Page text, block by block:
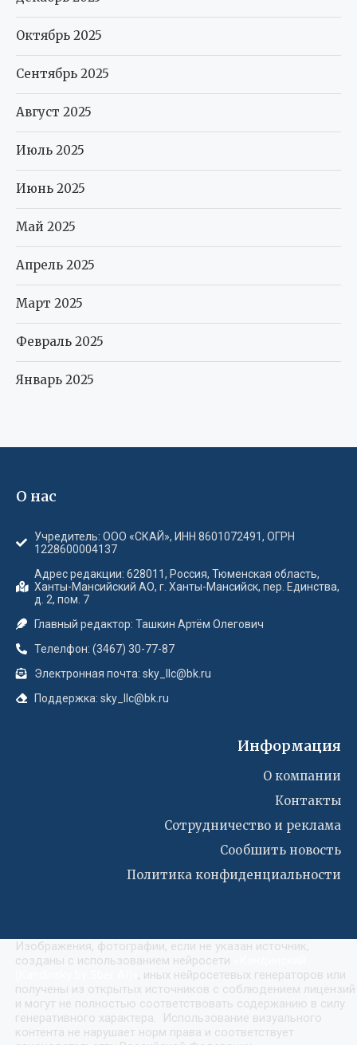
Октябрь 2025
Сентябрь 2025
Август 2025
Июль 2025
Июнь 2025
Май 2025
Апрель 2025
Март 2025
Февраль 2025
Январь 2025
О нас
Учредитель: ООО «СКАЙ», ИНН 8601072491, ОГРН
1228600004137
Адрес редакции: 628011, Россия, Тюменская область,
Ханты-Мансийский АО, г. Ханты-Мансийск, пер. Единства,
д. 2, пом. 7
Главный редактор: Ташкин Артём Олегович
Телелфон: (3467) 30-77-87
Электронная почта: sky_llc@bk.ru
Поддержка: sky_llc@bk.ru
Информация
О компании
Контакты
Сотрудничество и реклама
Сообшить новость
Политика конфиденциальности
Изображения, фотографии, если не указан источник,
созданы с использованием нейросети
, иных нейросетевых генераторов или
получены из открытых источников с соблюдением лицензий
и могут не полностью соответствовать содержанию в силу
генеративного характера. Использование визуального
контента не нарушает норм права и соответствует